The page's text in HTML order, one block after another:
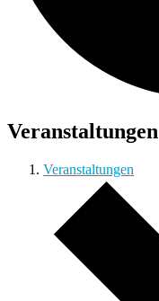
Veranstaltungen
Veranstaltungen